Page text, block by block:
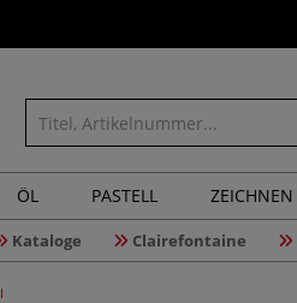
ÖL PASTELL ZEICHNEN
Kataloge Clairefontaine